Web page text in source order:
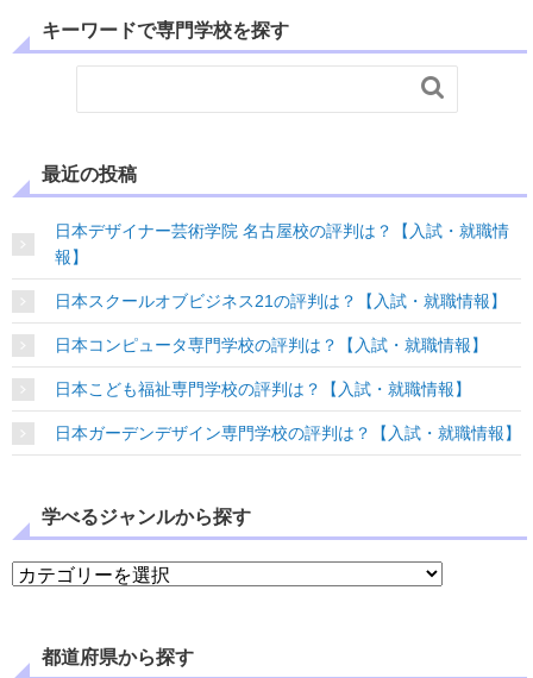
キーワードで専門学校を探す

最近の投稿
日本デザイナー芸術学院 名古屋校の評判は？【入試・就職情
報】
日本スクールオブビジネス21の評判は？【入試・就職情報】
日本コンピュータ専門学校の評判は？【入試・就職情報】
日本こども福祉専門学校の評判は？【入試・就職情報】
日本ガーデンデザイン専門学校の評判は？【入試・就職情報】
学べるジャンルから探す
学べるジャンルから探す
都道府県から探す